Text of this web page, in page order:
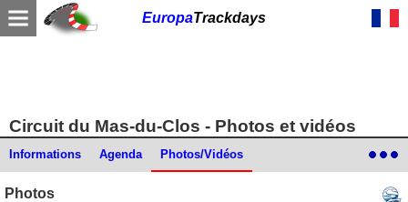
EuropaTrackdays
Circuit du Mas-du-Clos - Photos et vidéos
Informations Agenda Photos/Vidéos
Photos